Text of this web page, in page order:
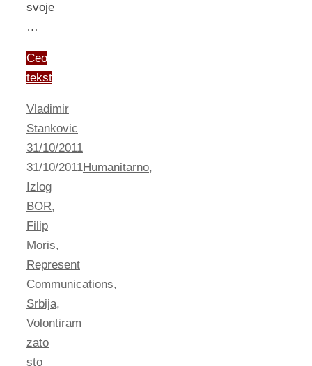
svoje
…
Ceo
tekst
Vladimir
Stankovic
31/10/2011
31/10/2011Humanitarno,
Izlog
BOR,
Filip
Moris,
Represent
Communications,
Srbija,
Volontiram
zato
sto